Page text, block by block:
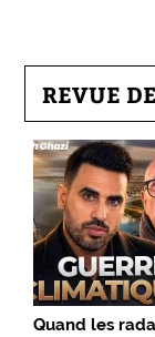
REVUE
Quand les